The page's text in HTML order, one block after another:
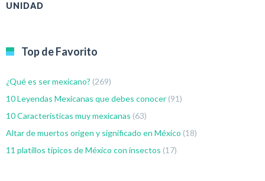
UNIDAD
Top de Favorito
¿Qué es ser mexicano? (269)
10 Leyendas Mexicanas que debes conocer (91)
10 Características muy mexicanas (63)
Altar de muertos origen y significado en México (18)
11 platillos típicos de México con insectos (17)